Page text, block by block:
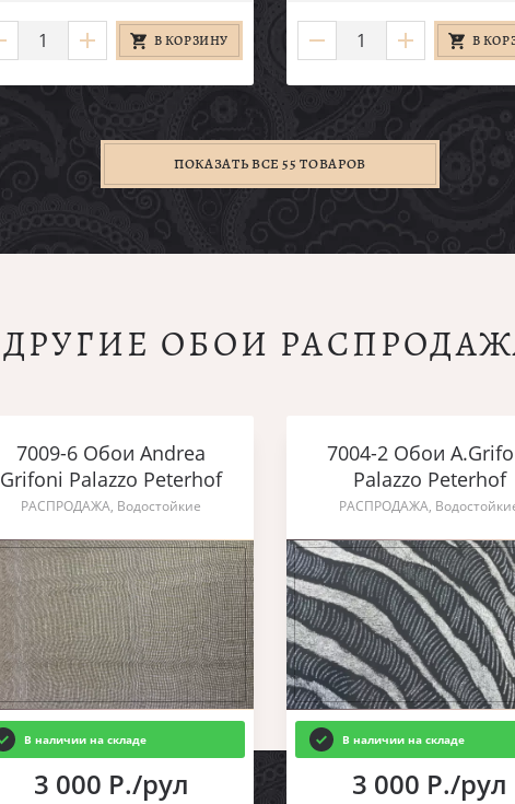
В КОРЗИНУ В
ПОКАЗАТЬ ВСЕ 55 ТОВАРОВ
ДРУГИЕ ОБОИ
7009-6 Обои Andrea
Grifoni Palazzo Peterhof
РАСПРОДАЖА, Водостойкие
В наличии на складе
3 000 Р./рул
7004-2 Обои
Palazzo Peterhof
РАСПРОДАЖА,
В наличии на складе
3 000 Р./рул